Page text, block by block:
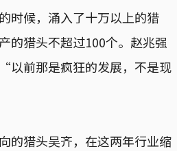
时候，涌入了十万以上的猎
的猎头不超过100个。赵兆强
以前那是疯狂的发展，不是现
的猎头吴齐，在这两年行业缩